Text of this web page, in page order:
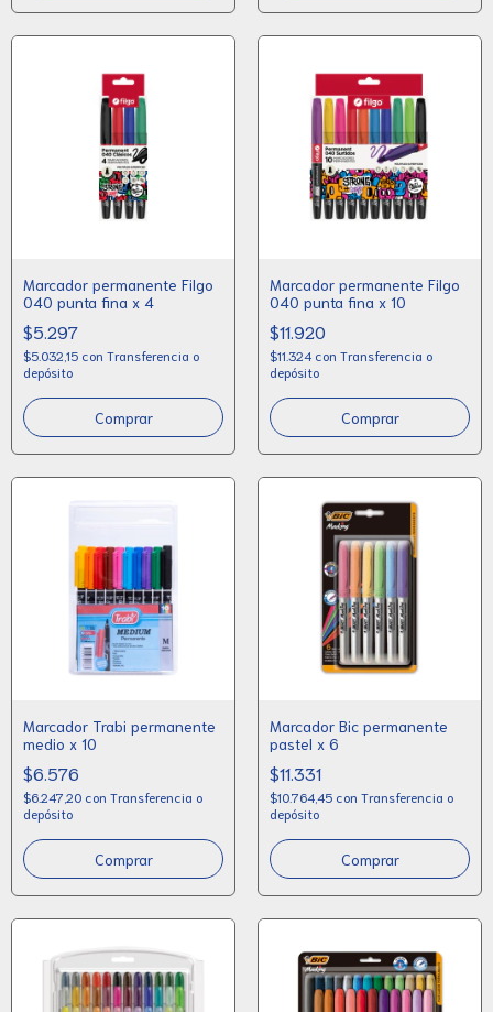
Marcador permanente Filgo
040 punta fina x 4
$5.297
$5.032,15 con Transferencia o
depósito
Comprar
Marcador permanente Filgo
040 punta fina x 10
$11.920
$11.324 con Transferencia o
depósito
Marcador Trabi permanente
medio x 10
$6.576
$6.247,20 con Transferencia o
depósito
Marcador Bic permanente
pastel x 6
$11.331
$10.764,45 con Transferencia o
depósito